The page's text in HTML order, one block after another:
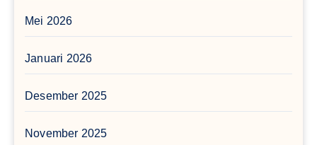
Mei 2026
Januari 2026
Desember 2025
November 2025